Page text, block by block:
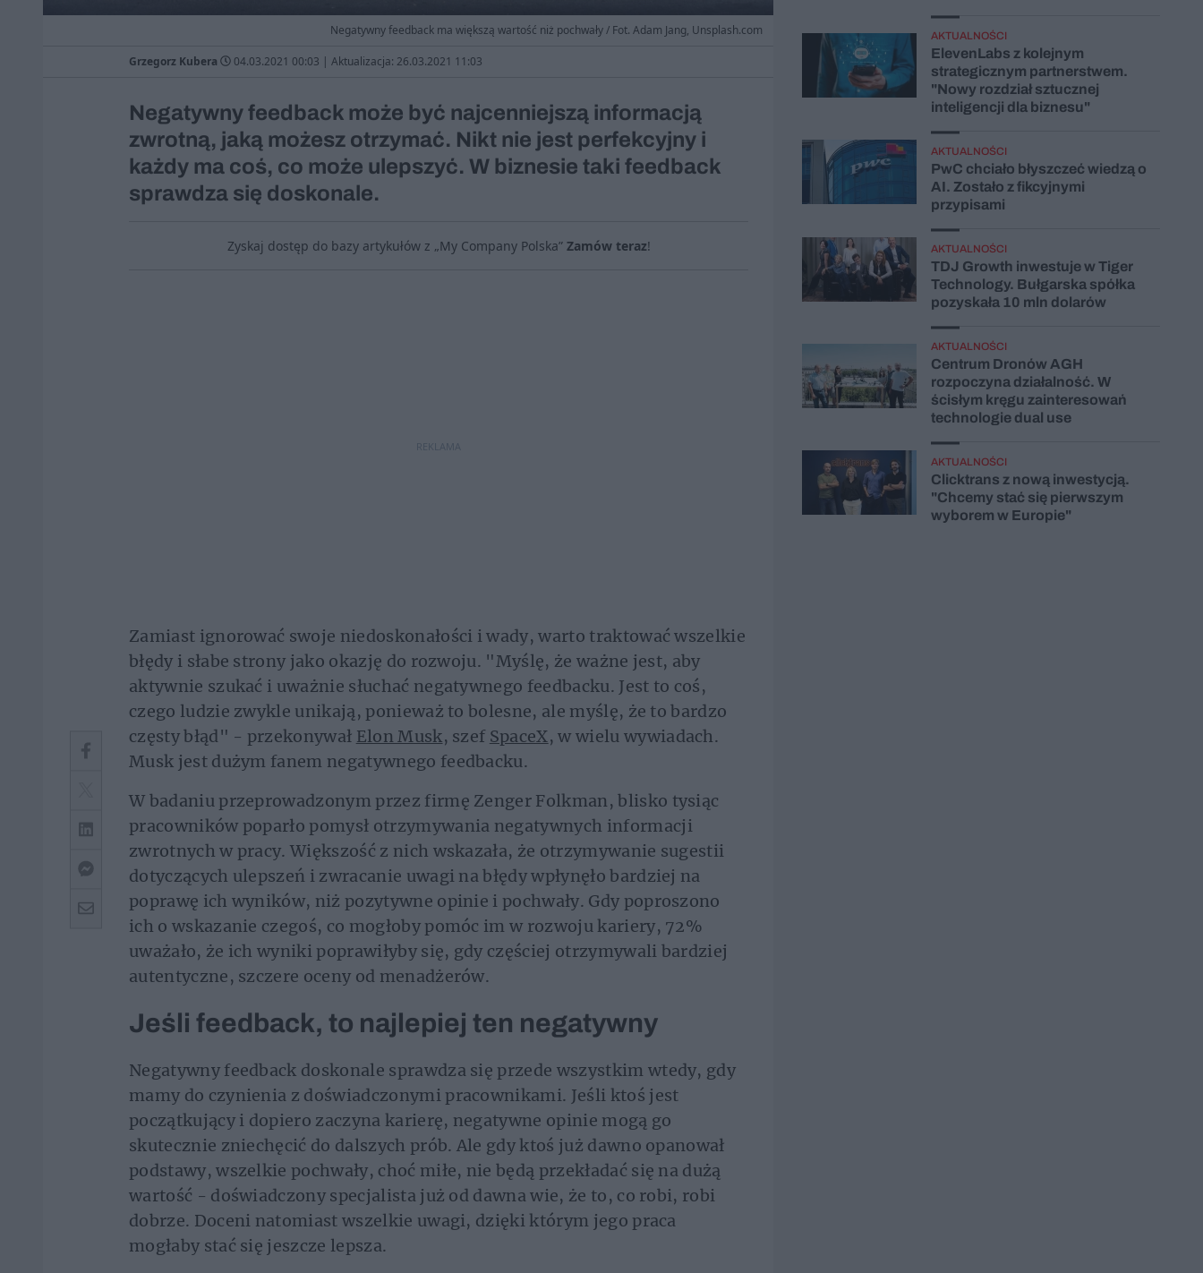
Negatywny feedback ma większą wartość niż pochwały / Fot. Adam Jang, Unsplash.com
Grzegorz Kubera 04.03.2021 00:03 | Aktualizacja: 26.03.2021 11:03
Negatywny feedback może być najcenniejszą informacją
zwrotną, jaką możesz otrzymać. Nikt nie jest perfekcyjny i
każdy ma coś, co może ulepszyć. W biznesie taki feedback
sprawdza się doskonale.
Zyskaj dostęp do bazy artykułów z „My Company Polska” Zamów teraz!
REKLAMA
Zamiast ignorować swoje niedoskonałości i wady, warto traktować wszelkie
błędy i słabe strony jako okazję do rozwoju. "Myślę, że ważne jest, aby
aktywnie szukać i uważnie słuchać negatywnego feedbacku. Jest to coś,
czego ludzie zwykle unikają, ponieważ to bolesne, ale myślę, że to bardzo
częsty błąd" - przekonywał Elon Musk, szef SpaceX, w wielu wywiadach.
Musk jest dużym fanem negatywnego feedbacku.
W badaniu przeprowadzonym przez firmę Zenger Folkman, blisko tysiąc
pracowników poparło pomysł otrzymywania negatywnych informacji
zwrotnych w pracy. Większość z nich wskazała, że otrzymywanie sugestii
dotyczących ulepszeń i zwracanie uwagi na błędy wpłynęło bardziej na
poprawę ich wyników, niż pozytywne opinie i pochwały. Gdy poproszono
ich o wskazanie czegoś, co mogłoby pomóc im w rozwoju kariery, 72%
uważało, że ich wyniki poprawiłyby się, gdy częściej otrzymywali bardziej
autentyczne, szczere oceny od menadżerów.
Jeśli feedback, to najlepiej ten negatywny
Negatywny feedback doskonale sprawdza się przede wszystkim wtedy, gdy
mamy do czynienia z doświadczonymi pracownikami. Jeśli ktoś jest
początkujący i dopiero zaczyna karierę, negatywne opinie mogą go
skutecznie zniechęcić do dalszych prób. Ale gdy ktoś już dawno opanował
podstawy, wszelkie pochwały, choć miłe, nie będą przekładać się na dużą
wartość - doświadczony specjalista już od dawna wie, że to, co robi, robi
dobrze. Doceni natomiast wszelkie uwagi, dzięki którym jego praca
mogłaby stać się jeszcze lepsza.
AKTUALNOŚCI
ElevenLabs z kolejnym
strategicznym partnerstwem.
"Nowy rozdział sztucznej
inteligencji dla biznesu"
AKTUALNOŚCI
PwC chciało błyszczeć wiedzą o
AI. Zostało z fikcyjnymi
przypisami
AKTUALNOŚCI
TDJ Growth inwestuje w Tiger
Technology. Bułgarska spółka
pozyskała 10 mln dolarów
AKTUALNOŚCI
Centrum Dronów AGH
rozpoczyna działalność. W
ścisłym kręgu zainteresowań
technologie dual use
AKTUALNOŚCI
Clicktrans z nową inwestycją.
"Chcemy stać się pierwszym
wyborem w Europie"